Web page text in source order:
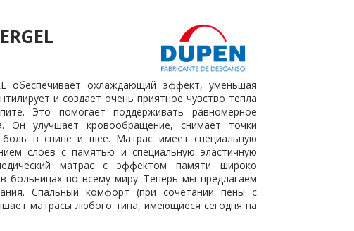
обеспечивает охлаждающий эффект, уменьшая
и создает очень приятное чувство тепла
Это помогает поддерживать равномерное
Он улучшает кровообращение, снимает точки
в спине и шее. Матрас имеет специальную
слоев с памятью и специальную эластичную
матрас с эффектом памяти широко
больницах по всему миру. Теперь мы предлагаем
Спальный комфорт (при сочетании пены с
матрасы любого типа, имеющиеся сегодня на